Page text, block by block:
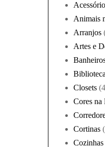
Animais
Arranjos
Artes e
Closets
Cores na
Cortinas
Cozinhas